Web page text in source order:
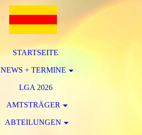
STARTSEITE
NEWS + TERMINE
LGA 2026
AMTSTRÄGER
ABTEILUNGEN